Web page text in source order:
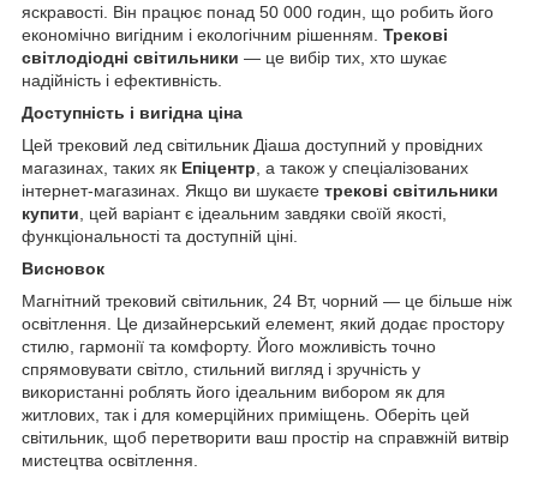
яскравості. Він працює понад 50 000 годин, що робить його
економічно вигідним і екологічним рішенням. Трекові
світлодіодні світильники — це вибір тих, хто шукає
надійність і ефективність.
Доступність і вигідна ціна
Цей трековий лед світильник Діаша доступний у провідних
магазинах, таких як Епіцентр , а також у спеціалізованих
інтернет-магазинах. Якщо ви шукаєте трекові світильники
купити , цей варіант є ідеальним завдяки своїй якості,
функціональності та доступній ціні.
Висновок
Магнітний трековий світильник, 24 Вт, чорний — це більше ніж
освітлення. Це дизайнерський елемент, який додає простору
стилю, гармонії та комфорту. Його можливість точно
спрямовувати світло, стильний вигляд і зручність у
використанні роблять його ідеальним вибором як для
житлових, так і для комерційних приміщень. Оберіть цей
світильник, щоб перетворити ваш простір на справжній витвір
мистецтва освітлення.